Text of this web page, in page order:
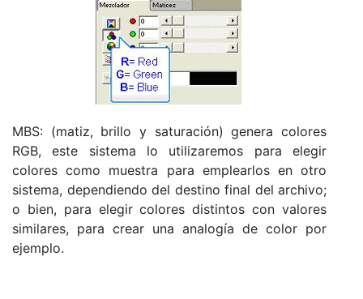
MBS: (matiz, brillo y saturación) genera colores
RGB, este sistema lo utilizaremos para elegir
colores como muestra para emplearlos en otro
sistema, dependiendo del destino final del archivo;
o bien, para elegir colores distintos con valores
similares, para crear una analogía de color por
ejemplo.